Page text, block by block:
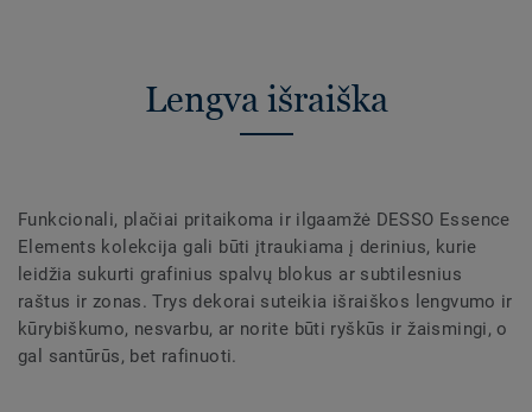
Lengva išraiška
Funkcionali, plačiai pritaikoma ir ilgaamžė DESSO Essence
Elements kolekcija gali būti įtraukiama į derinius, kurie
leidžia sukurti grafinius spalvų blokus ar subtilesnius
raštus ir zonas. Trys dekorai suteikia išraiškos lengvumo ir
kūrybiškumo, nesvarbu, ar norite būti ryškūs ir žaismingi, o
gal santūrūs, bet rafinuoti.